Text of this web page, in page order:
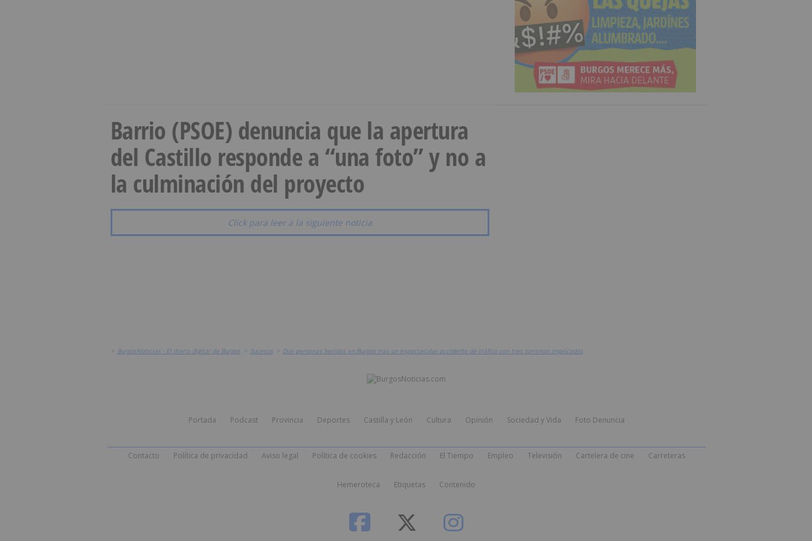
Barrio (PSOE) denuncia que la apertura
del Castillo responde a “una foto” y no a
la culminación del proyecto
Click para leer a la siguiente noticia
> BurgosNoticias - El diario digital de Burgos > Sucesos > Dos personas heridas en Burgos tras un espectacular accidente de tráfico con tres turismos implicados
Portada Podcast Provincia Deportes Castilla y León Cultura Opinión Sociedad y Vida Foto Denuncia
Contacto Política de privacidad Aviso legal Política de cookies Redacción El Tiempo Empleo Televisión Cartelera de cine Carreteras
Hemeroteca Etiquetas Contenido